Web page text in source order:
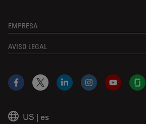
EMPRESA
AVISO LEGAL
US | es
Facebook
X LinkedInInstagramYouTube